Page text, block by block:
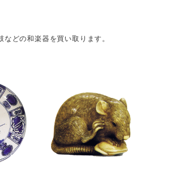
などの和楽器を買い取ります。